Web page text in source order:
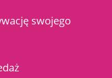
swojego